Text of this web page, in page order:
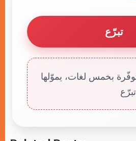
تبرّع
بخمس لغات، يموّلها